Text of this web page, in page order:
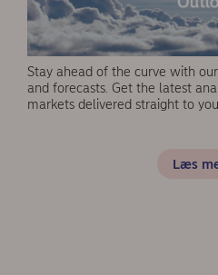
Stay ahead of the curve with
and forecasts. Get the latest
markets delivered straight to
Læs